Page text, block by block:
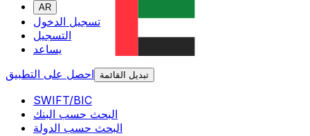
AR
تسجيل الدخول
التسجيل
يساعد
احصل على التطبيق
تبديل القائمة
SWIFT/BIC
البحث حسب البنك
البحث حسب الدولة